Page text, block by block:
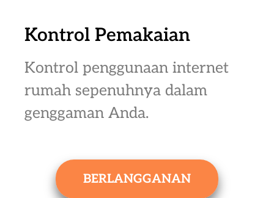
Kontrol Pemakaian
Kontrol penggunaan internet
rumah sepenuhnya dalam
genggaman Anda.
BERLANGGANAN